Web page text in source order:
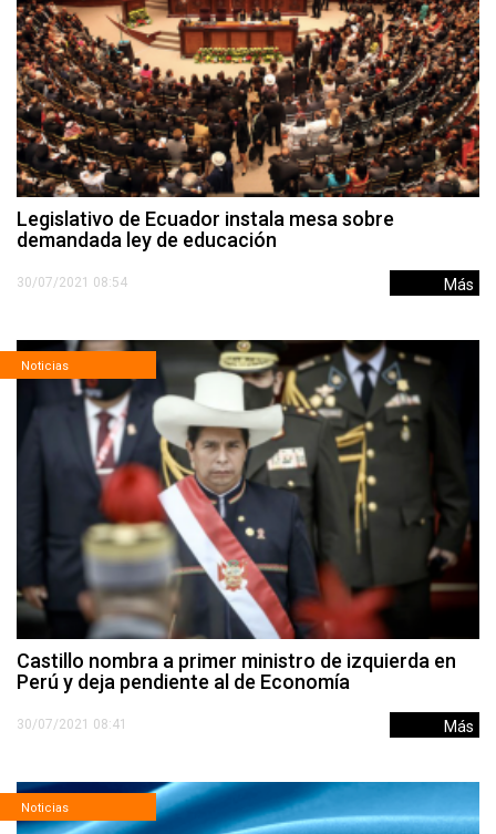
Legislativo de Ecuador instala mesa sobre
demandada ley de educación
30/07/2021 08:54 Más
Noticias
Castillo nombra a primer ministro de izquierda en
Perú y deja pendiente al de Economía
30/07/2021 08:41 Más
Noticias